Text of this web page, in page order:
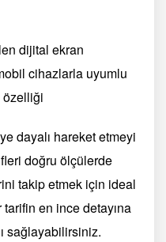
dijital ekran
cihazlarla uyumlu
özelliği
dayalı hareket etmeyi
doğru ölçülerde
takip etmek için ideal
tarifin en ince detayına
sağlayabilirsiniz.